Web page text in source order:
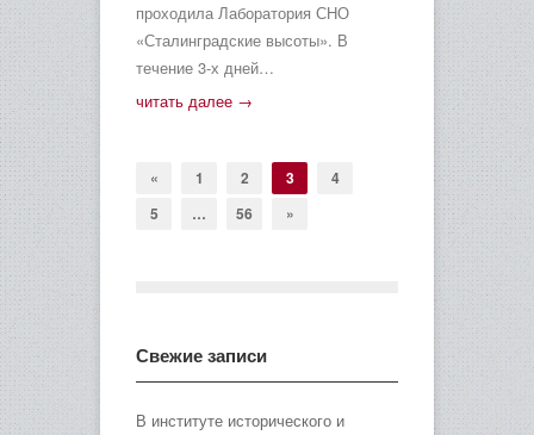
проходила Лаборатория СНО
«Сталинградские высоты». В
течение 3-х дней…
читать далее →
« 1 2 3
4
5
… 56 »
Свежие записи
В институте исторического и